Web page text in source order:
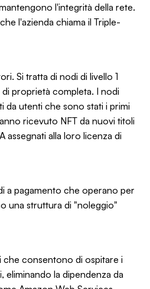
l'integrità della rete.
l'azienda chiama il Triple-
Si tratta di nodi di livello 1
proprietà completa. I nodi
da utenti che sono stati i primi
ricevuto NFT da nuovi titoli
assegnati alla loro licenza di
a pagamento che operano per
una struttura di "noleggio"
che consentono di ospitare i
eliminando la dipendenza da